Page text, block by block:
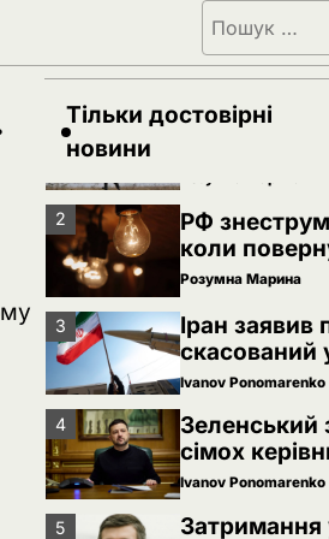
Пошук:
Тільки достовірні
новини
Затримання
кордоні
України
Ivanov Ponomarenko
РФ готує
2
РФ
коли
оселі
Розумна Марина
3
Іран заявив
скасований
Україні
Ivanov Ponomarenko
4
Зеленський
сімох
Ivanov Ponomarenko
5
Затримання